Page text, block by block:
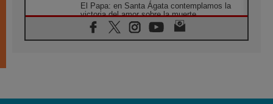
El Papa: en Santa Ágata contemplamos la
victoria del amor sobre la muerte
08.08.2026
León XIV visitará el Santuario de la Madre
07.08.2026